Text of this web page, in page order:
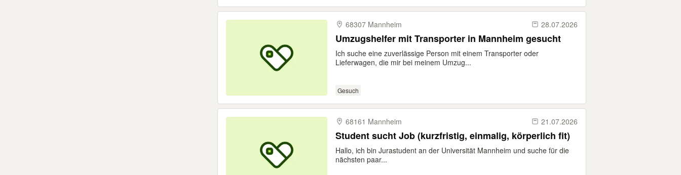
68307 Mannheim 28.07.2026
Umzugshelfer mit Transporter in Mannheim gesucht
Ich suche eine zuverlässige Person mit einem Transporter oder
Lieferwagen, die mir bei meinem Umzug...
Gesuch
68161 Mannheim 21.07.2026
Student sucht Job (kurzfristig, einmalig, körperlich fit)
Hallo, ich bin Jurastudent an der Universität Mannheim und suche für die
nächsten paar...